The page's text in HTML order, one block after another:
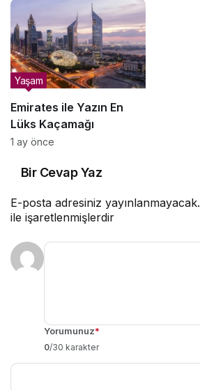
Emirates ile Yazın En
Lüks Kaçamağı
Yaşam
1 ay önce
Bir Cevap Yaz
E-posta adresiniz yayınlanmayacak.
ile işaretlenmişlerdir
Yorumunuz*
0/30 karakter